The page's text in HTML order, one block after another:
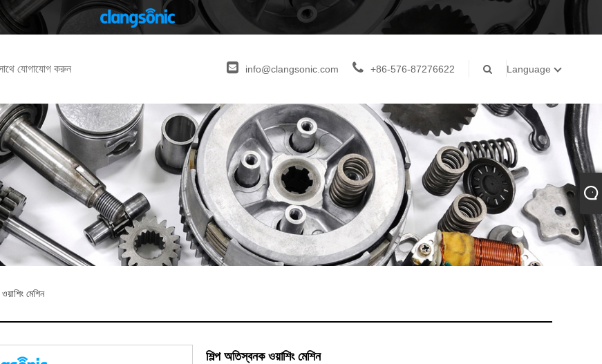
যোগাযোগ করুন info@clangsonic.com +86-576-87276622 Language
মেশিন
শিল্প অতিস্বনক ওয়াশিং মেশিন